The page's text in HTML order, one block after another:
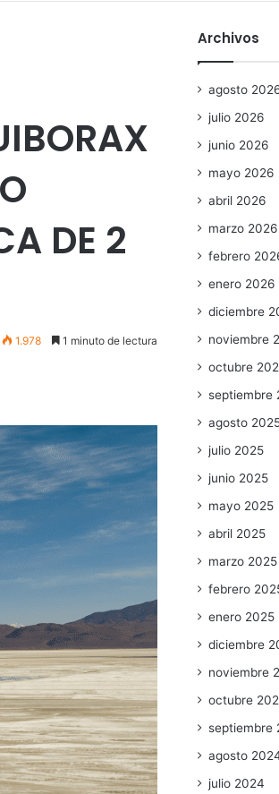
DE 2
1.978 1 minuto de lectura
Archivos
agosto
julio 2026
junio 2026
mayo 2026
abril 2026
marzo 2026
febrero
enero 2026
diciembre
noviembre
octubre
septiembre
agosto
julio 2025
junio 2025
mayo 2025
abril 2025
marzo 2025
febrero
enero 2025
diciembre
noviembre
octubre
septiembre
agosto
julio 2024